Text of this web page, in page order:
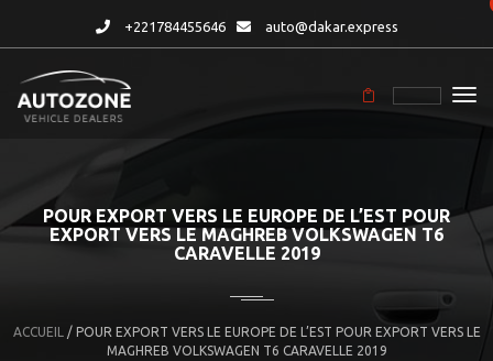
+221784455646 auto@dakar.express
POUR EXPORT VERS LE EUROPE DE L’EST POUR
EXPORT VERS LE MAGHREB VOLKSWAGEN T6
CARAVELLE 2019
ACCUEIL / POUR EXPORT VERS LE EUROPE DE L’EST POUR EXPORT VERS LE
MAGHREB VOLKSWAGEN T6 CARAVELLE 2019